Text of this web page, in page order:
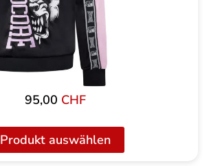
95,00 CHF
Produkt auswählen